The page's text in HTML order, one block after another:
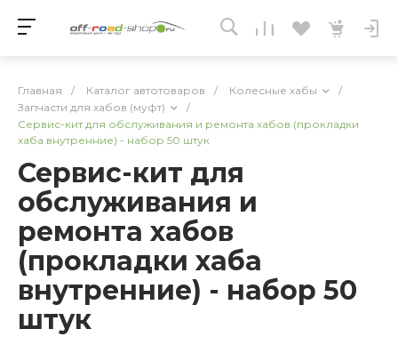
Главная / Каталог автотоваров / Колесные хабы
/
Запчасти для хабов (муфт)
/
Сервис-кит для обслуживания и ремонта хабов (прокладки
хаба внутренние) - набор 50 штук
Сервис-кит для
обслуживания и
ремонта хабов
(прокладки хаба
внутренние) - набор 50
штук